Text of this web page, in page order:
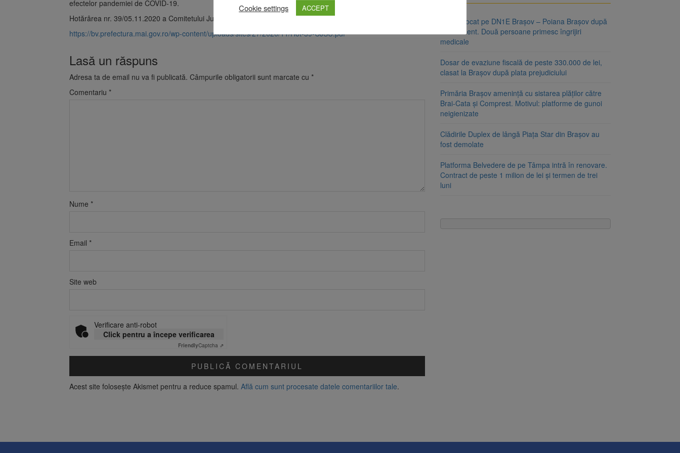
efectelor pandemiei de COVID-19.
Hotărârea nr. 39/05.11.2020 a Comitetului Județean pentru Situații de Urgență Brașov este disponibilă aici:
https://bv.prefectura.mai.gov.ro/wp-content/uploads/sites/27/2020/11/Hot-39-CJSU.pdf
Lasă un răspuns
Adresa ta de email nu va fi publicată. Câmpurile obligatorii sunt marcate cu *
Comentariu *
Nume *
Email *
Site web
Verificare anti-robot
Click pentru a începe verificarea
FriendlyCaptcha ⇗
Acest site folosește Akismet pentru a reduce spamul. Află cum sunt procesate datele comentariilor tale.
Trafic blocat pe DN1E Brașov – Poiana Brașov după
un accident. Două persoane primesc îngrijiri
medicale
Dosar de evaziune fiscală de peste 330.000 de lei,
clasat la Brașov după plata prejudiciului
Primăria Brașov amenință cu sistarea plăților către
Brai-Cata și Comprest. Motivul: platforme de gunoi
neigienizate
Clădirile Duplex de lângă Piața Star din Brașov au
fost demolate
Platforma Belvedere de pe Tâmpa intră în renovare.
Contract de peste 1 milion de lei și termen de trei
luni
Cookie settings
ACCEPT